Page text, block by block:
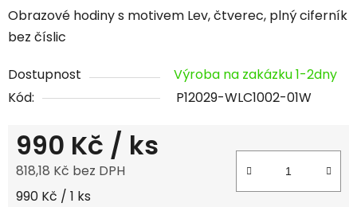
Obrazové hodiny s motivem Lev, čtverec, plný ciferník
bez číslic
Dostupnost
Výroba na zakázku 1-2dny
Kód:
P12029-WLC1002-01W
990 Kč / ks
818,18 Kč bez DPH
Měrná cena:
990 Kč / 1 ks